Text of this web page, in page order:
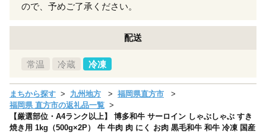
ので、予めご了承ください。
配送
常温 冷蔵 冷凍
まちから探す 九州地方
福岡県直方市
福岡県 直方市の返礼品一覧
【厳選部位・A4ランク以上】 博多和牛 サーロイン しゃぶしゃぶ すき
焼き用 1kg（500g×2P） 牛 牛肉 肉 にく お肉 黒毛和牛 和牛 冷凍 国産